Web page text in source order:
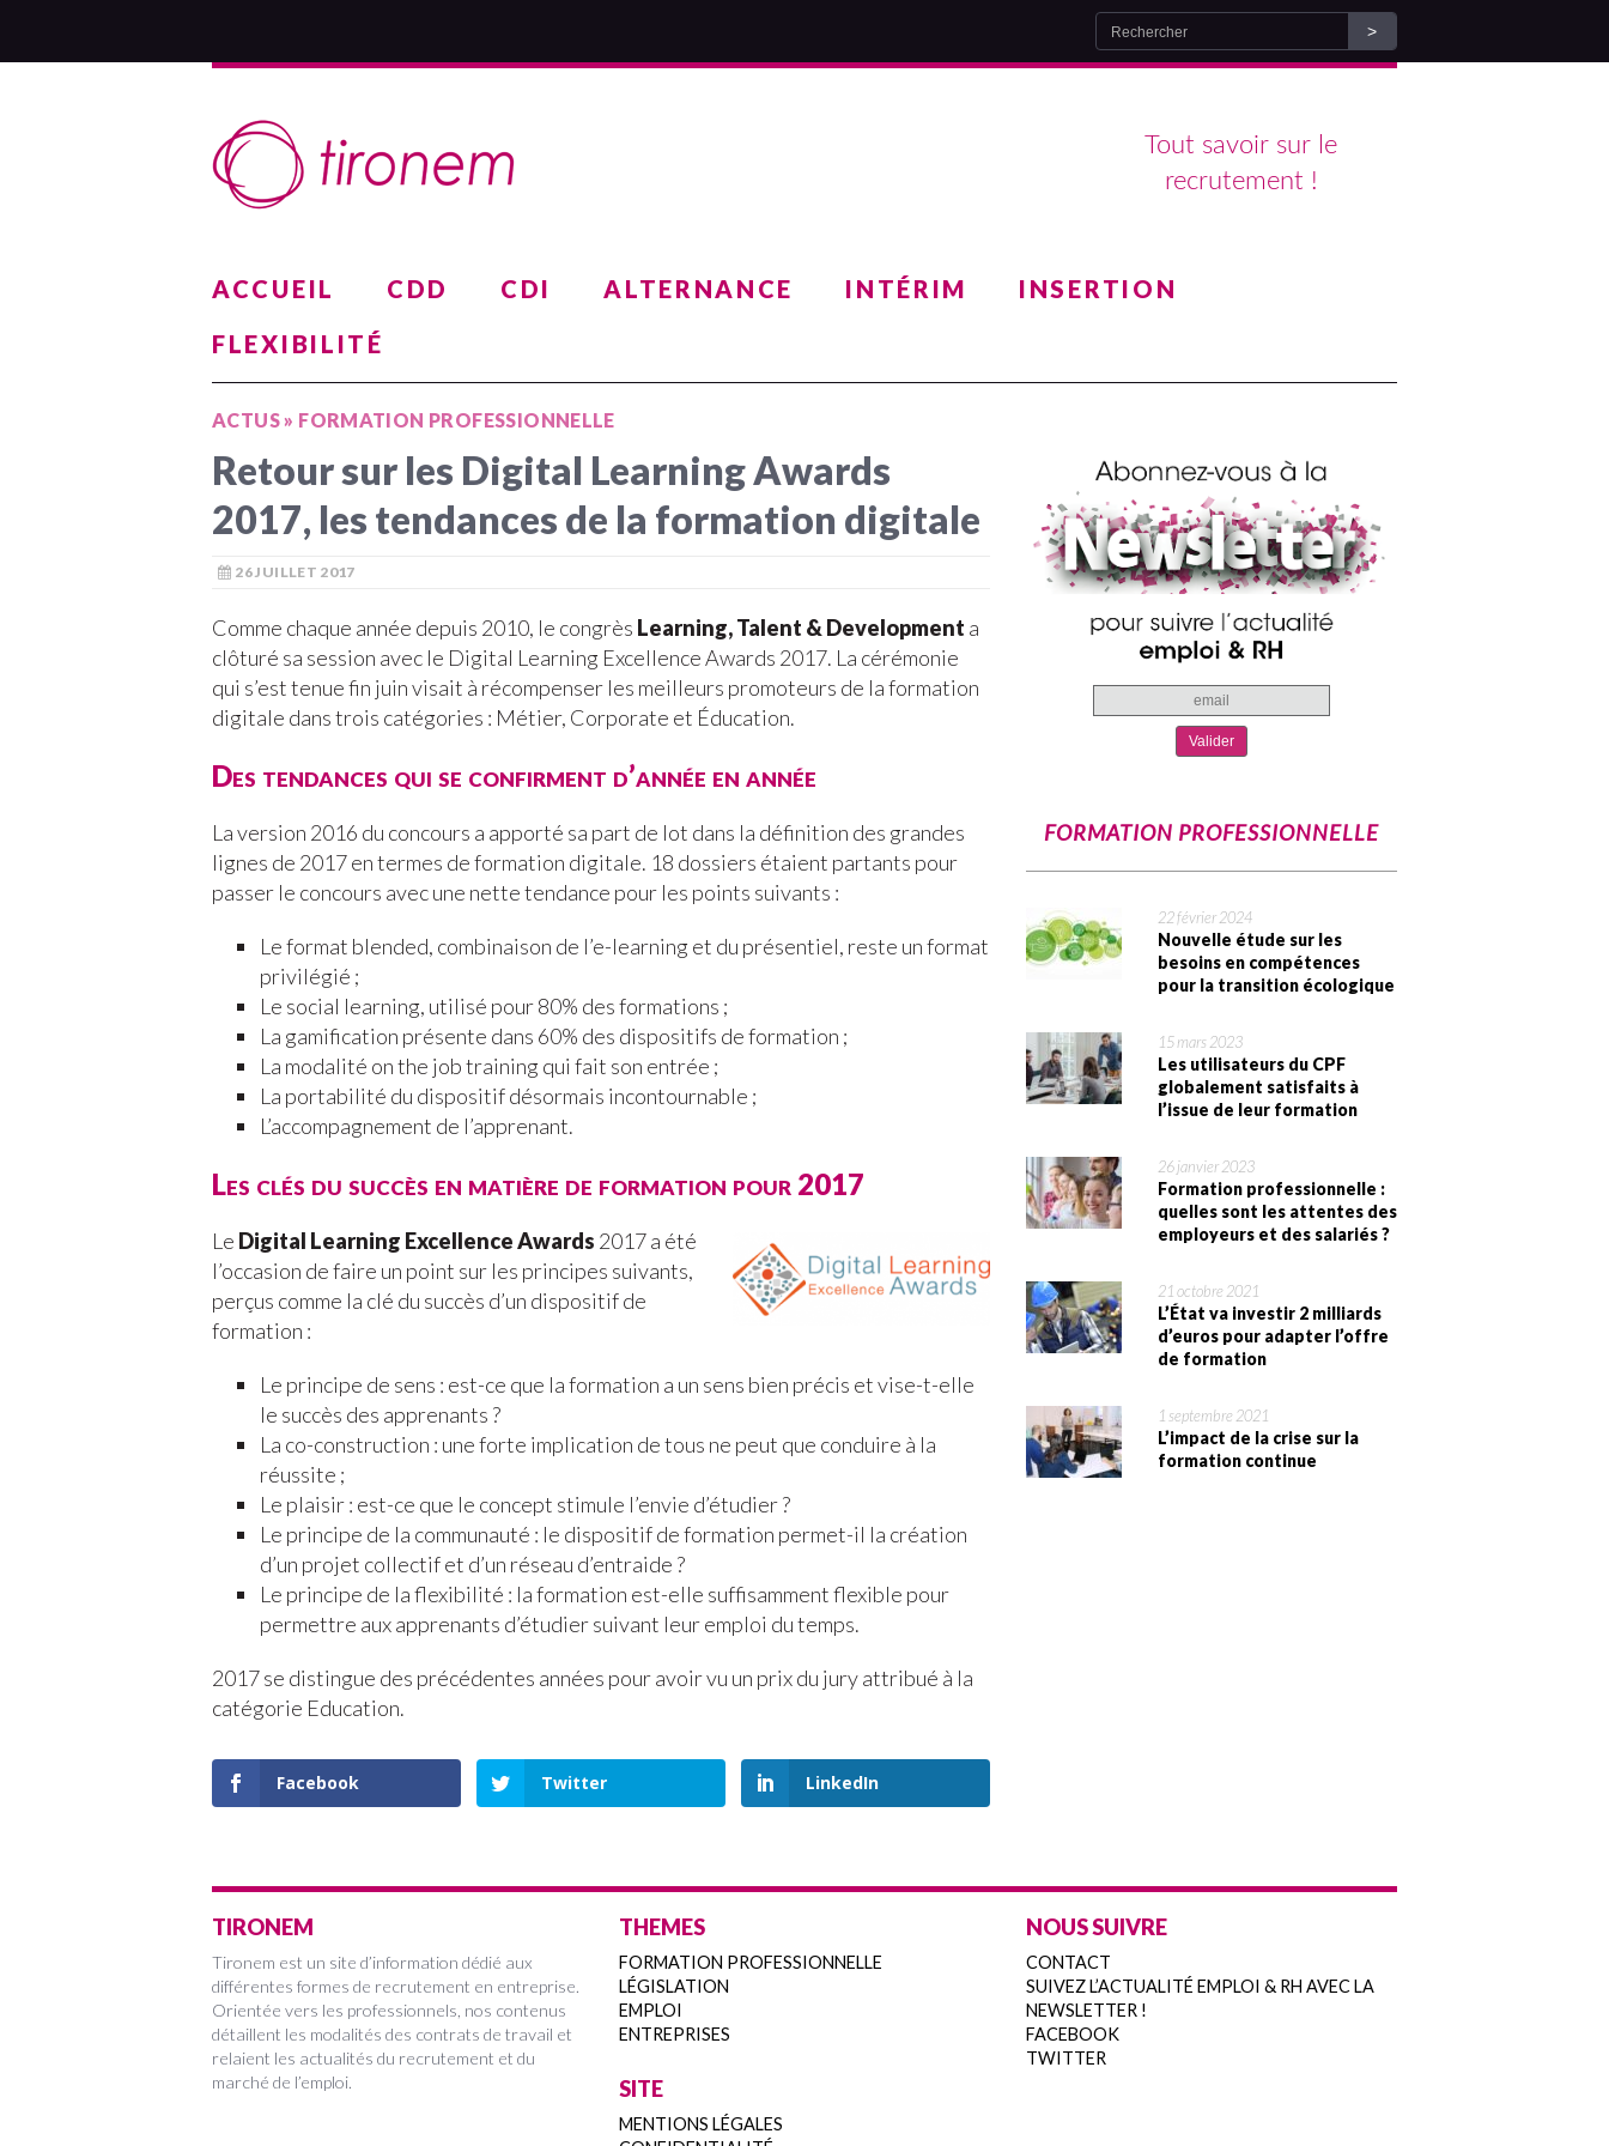
Tout savoir sur le
recrutement !
ACCUEIL CDD CDI ALTERNANCE INTÉRIM
INSERTION
FLEXIBILITÉ
ACTUS» FORMATION PROFESSIONNELLE
Retour sur les Digital Learning Awards
2017, les tendances de la formation digitale
26 JUILLET 2017
Comme chaque année depuis 2010, le congrès Learning, Talent & Development a
clôturé sa session avec le Digital Learning Excellence Awards 2017. La cérémonie
qui s’est tenue fin juin visait à récompenser les meilleurs promoteurs de la formation
digitale dans trois catégories : Métier, Corporate et Éducation.
Des tendances qui se confirment d’année en année
La version 2016 du concours a apporté sa part de lot dans la définition des grandes
lignes de 2017 en termes de formation digitale. 18 dossiers étaient partants pour
passer le concours avec une nette tendance pour les points suivants :
Le format blended, combinaison de l’e-learning et du présentiel, reste un format
privilégié ;
Le social learning, utilisé pour 80% des formations ;
La gamification présente dans 60% des dispositifs de formation ;
La modalité on the job training qui fait son entrée ;
La portabilité du dispositif désormais incontournable ;
L’accompagnement de l’apprenant.
Les clés du succès en matière de formation pour 2017
Le Digital Learning Excellence Awards 2017 a été
l’occasion de faire un point sur les principes suivants,
perçus comme la clé du succès d’un dispositif de
formation :
Le principe de sens : est-ce que la formation a un sens bien précis et vise-t-elle
le succès des apprenants ?
La co-construction : une forte implication de tous ne peut que conduire à la
réussite ;
Le plaisir : est-ce que le concept stimule l’envie d’étudier ?
Le principe de la communauté : le dispositif de formation permet-il la création
d’un projet collectif et d’un réseau d’entraide ?
Le principe de la flexibilité : la formation est-elle suffisamment flexible pour
permettre aux apprenants d’étudier suivant leur emploi du temps.
2017 se distingue des précédentes années pour avoir vu un prix du jury attribué à la
catégorie Education.
Facebook Twitter LinkedIn
FORMATION PROFESSIONNELLE
22 février 2024
Nouvelle étude sur les
besoins en compétences
pour la transition écologique
15 mars 2023
Les utilisateurs du CPF
globalement satisfaits à
l’issue de leur formation
26 janvier 2023
Formation professionnelle :
quelles sont les attentes des
employeurs et des salariés ?
21 octobre 2021
L’État va investir 2 milliards
d’euros pour adapter l’offre
de formation
1 septembre 2021
L’impact de la crise sur la
formation continue
TIRONEM
Tironem est un site d’information dédié aux
différentes formes de recrutement en entreprise.
Orientée vers les professionnels, nos contenus
détaillent les modalités des contrats de travail et
relaient les actualités du recrutement et du
marché de l’emploi.
THEMES
FORMATION PROFESSIONNELLE
LÉGISLATION
EMPLOI
ENTREPRISES
SITE
MENTIONS LÉGALES
NOUS SUIVRE
CONTACT
SUIVEZ L’ACTUALITÉ EMPLOI & RH AVEC LA
NEWSLETTER !
FACEBOOK
TWITTER